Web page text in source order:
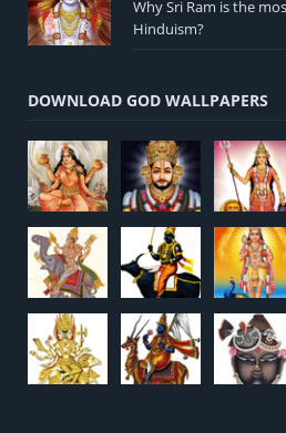
Why Sri Ram is the
Hinduism?
DOWNLOAD GOD WALLPAPERS